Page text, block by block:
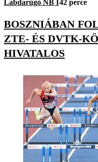
Labdarúgó NB I 42 perce
BOSZNIÁBAN
ZTE- ÉS DVTK-
HIVATALOS